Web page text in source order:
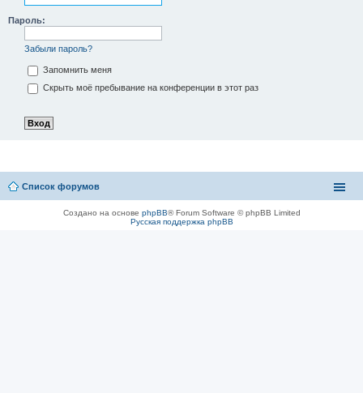
Пароль:
Забыли пароль?
Запомнить меня
Скрыть моё пребывание на конференции в этот раз
Список форумов
Создано на основе phpBB® Forum Software © phpBB Limited
Русская поддержка phpBB